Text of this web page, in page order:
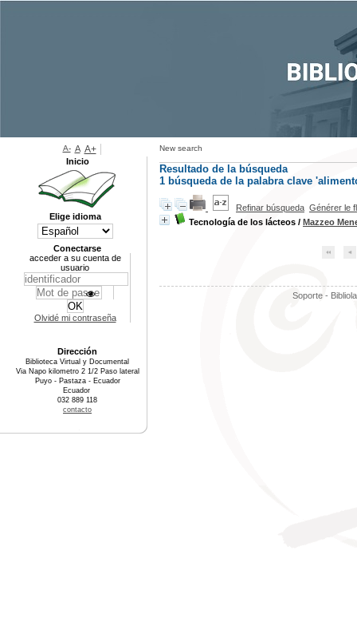
New search
Resultado de la búsqueda
1 búsqueda de la palabra clave
Refinar búsqueda Générer le
Tecnología de los lácteos / Mazzeo
Soporte -
A- A A+
Inicio
Elige idioma
Conectarse
acceder a su cuenta de
usuario
Olvidé mi contraseña
Dirección
Biblioteca Virtual y Documental
Via Napo kilometro 2 1/2 Paso lateral
Puyo - Pastaza - Ecuador
Ecuador
032 889 118
contacto